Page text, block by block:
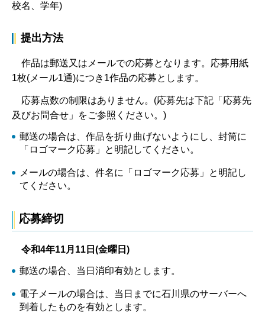
校名、学年)
提出方法
作品は郵送又はメールでの応募となります。応募用紙
1枚(メール1通)につき1作品の応募とします。
応募点数の制限はありません。(応募先は下記「応募先
及びお問合せ」をご参照ください。)
郵送の場合は、作品を折り曲げないようにし、封筒に
「ロゴマーク応募」と明記してください。
メールの場合は、件名に「ロゴマーク応募」と明記し
てください。
応募締切
令和4年11月11日(金曜日)
郵送の場合、当日消印有効とします。
電子メールの場合は、当日までに石川県のサーバーへ
到着したものを有効とします。